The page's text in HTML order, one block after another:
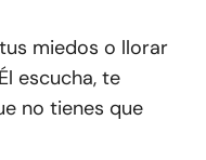
miedos o llorar
escucha, te
no tienes que